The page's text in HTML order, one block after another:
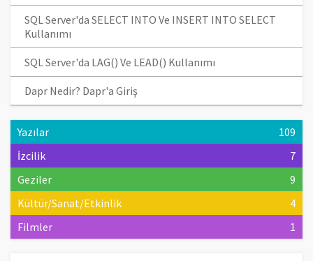
SQL Server'da SELECT INTO Ve INSERT INTO SELECT
Kullanımı
SQL Server'da LAG() Ve LEAD() Kullanımı
Dapr Nedir? Dapr'a Giriş
Yazılar
109
İzcilik
7
Geziler
9
Kültür/Sanat/Etkinlik
4
Filmler
1